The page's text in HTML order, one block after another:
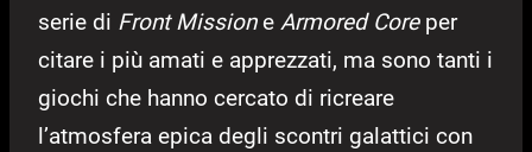
serie di Front Missione Armored Coreper
citare i più amati e apprezzati, ma sono tanti i
giochi che hanno cercato di ricreare
l’atmosfera epica degli scontri galattici con